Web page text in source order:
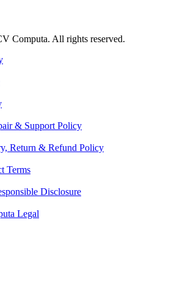
Computa. All rights reserved.
& Support Policy
Return & Refund Policy
Terms
Disclosure
Legal